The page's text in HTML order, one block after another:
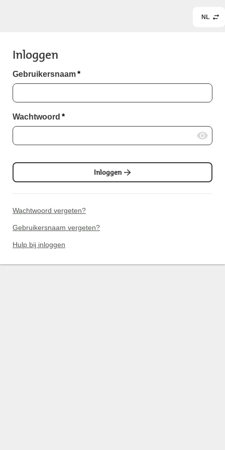
NL
Inloggen
Gebruikersnaam*
Wachtwoord *
Inloggen
Wachtwoord vergeten?
Gebruikersnaam vergeten?
Hulp bij inloggen